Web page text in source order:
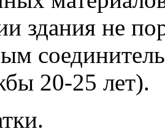
здания не
20-25 лет).